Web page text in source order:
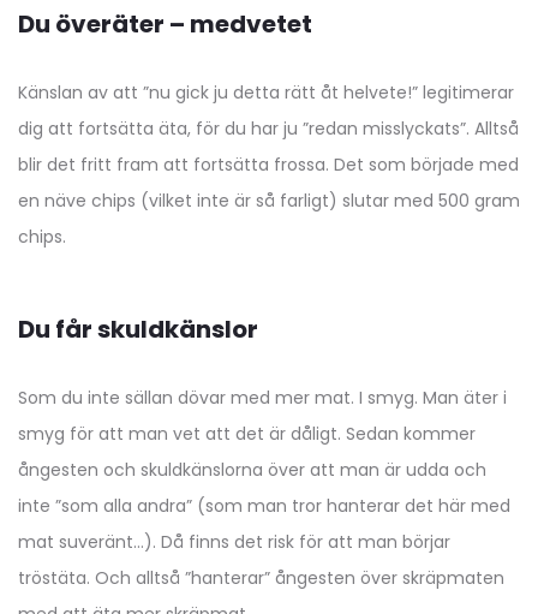
Du överäter – medvetet
Känslan av att ”nu gick ju detta rätt åt helvete!” legitimerar
dig att fortsätta äta, för du har ju ”redan misslyckats”. Alltså
blir det fritt fram att fortsätta frossa. Det som började med
en näve chips (vilket inte är så farligt) slutar med 500 gram
chips.
Du får skuldkänslor
Som du inte sällan dövar med mer mat. I smyg. Man äter i
smyg för att man vet att det är dåligt. Sedan kommer
ångesten och skuldkänslorna över att man är udda och
inte ”som alla andra” (som man tror hanterar det här med
mat suveränt…). Då finns det risk för att man börjar
tröstäta. Och alltså ”hanterar” ångesten över skräpmaten